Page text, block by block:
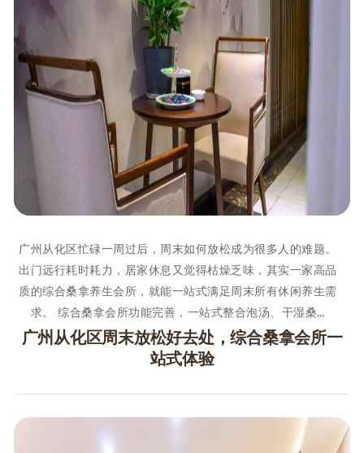
广州从化区忙碌一周过后，周末如何放松成为很多人的难题。
出门远行耗时耗力，居家休息又觉得枯燥乏味，其实一家高品
质的综合桑拿养生会所，就能一站式满足周末所有休闲养生需
求。 综合桑拿会所功能完善，一站式整合泡汤、干湿桑…
广州从化区周末放松好去处，综合桑拿会所一
站式体验